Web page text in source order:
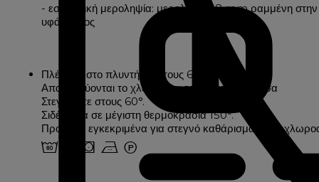
- εσωτερική μεροληψία: μεροληψία 18 mm ραμμένη στην
υφάσματος
Πλένεται στο πλυντήριο στους 60°.
Απαγορεύονται το χλώριο και τα λευκαντικά μέσα
Στεγνώστε στους 60°.
Σιδέρωμα σε μέγιστη θερμοκρασία 150°.
Προϊόντα εγκεκριμένα για στεγνό καθάρισμα:
4 o s b W